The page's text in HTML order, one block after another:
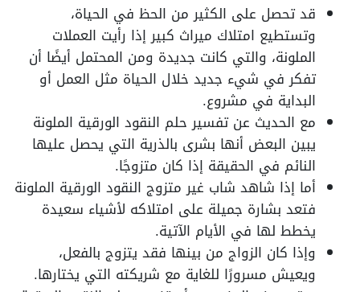
قد تحصل على الكثير من الحظ في الحياة،
وتستطيع امتلاك ميراث كبير إذا رأيت العملات
الملونة، والتي كانت جديدة ومن المحتمل أيضًا أن
تفكر في شيء جديد خلال الحياة مثل العمل أو
البداية في مشروع.
مع الحديث عن تفسير حلم النقود الورقية الملونة
يبين البعض أنها بشرى بالذرية التي يحصل عليها
النائم في الحقيقة إذا كان متزوجًا.
أما إذا شاهد شاب غير متزوج النقود الورقية الملونة
فتعد بشارة جميلة على امتلاكه لأشياء سعيدة
يخطط لها في الأيام الآتية.
وإذا كان الزواج من بينها فقد يتزوج بالفعل،
ويعيش مسرورًا للغاية مع شريكته التي يختارها.